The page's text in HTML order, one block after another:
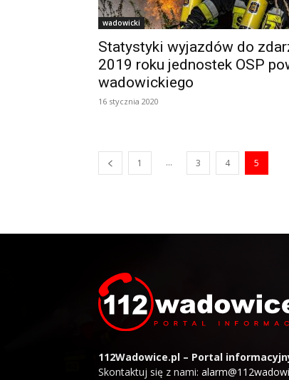
wadowicki
Statystyki wyjazdów do
2019 roku jednostek OSP
wadowickiego
16 stycznia 2020
1 ... 3 4 5
112Wadowice.pl – Portal
Skontaktuj się z nami: